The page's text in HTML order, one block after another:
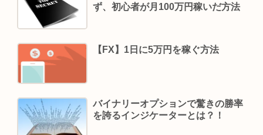
ず、初心者が月100万円稼いだ方法
【FX】1日に5万円を稼ぐ方法
バイナリーオプションで驚きの勝率
を誇るインジケーターとは？！